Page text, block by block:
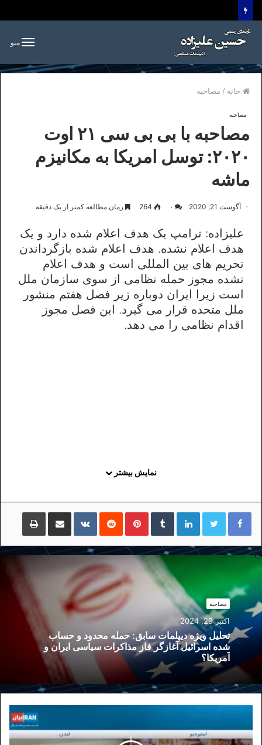
منو
خانه / مصاحبه
مصاحبه
مصاحبه با بی بی سی ۲۱ اوت
۲۰۲۰: توسل امریکا به مکانیزم
ماشه
آگوست 21, 2020 ۰ 264 زمان مطالعه کمتر از یک دقیقه
علیزاده: ترامپ یک هدف اعلام شده دارد و یک
هدف اعلام نشده. هدف اعلام شده بازگرداندن
تحریم های بین المللی است و هدف اعلام
نشده مجوز حمله نظامی از سوی سازمان ملل
است زیرا ایران دوباره زیر فصل هفتم منشور
ملل متحده قرار می گیرد. این فصل مجوز
اقدام نظامی را می دهد.
نمایش بیشتر
لینکداینتامبلر پینتریستReddit
VKontakte
اشتراک گذاری با ایمیل چاپ
مصاحبه
اکتبر 29, 2024
تحلیل ویژه دیپلمات سابق: حمله محدود و حساب
شده اسرائیل آغازگر فاز مذاکرات سیاسی ایران و
آمریکا؟